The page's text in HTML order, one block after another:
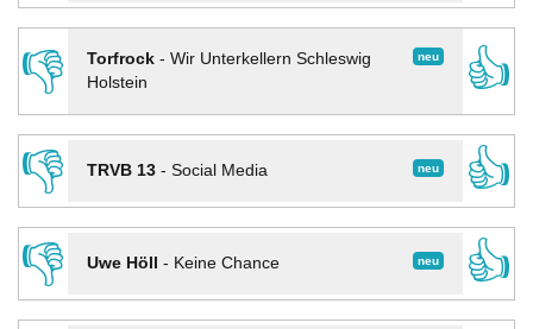
👎
neu
Torfrock- Wir Unterkellern Schleswig
Holstein
👍
👎
neu
TRVB 13- Social Media
👍
👎
neu
Uwe Höll - Keine Chance
👍